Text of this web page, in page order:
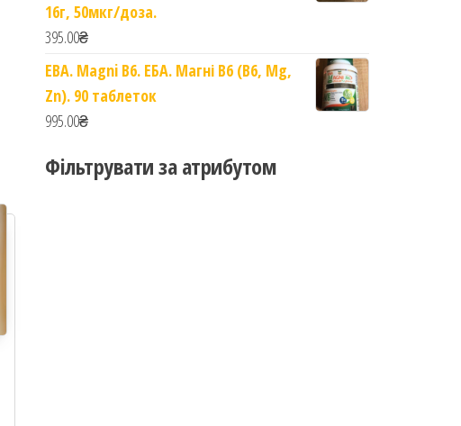
16г, 50мкг/доза.
395.00₴
EBA. Magni B6. ЕБА. Магні B6 (B6, Mg,
Zn). 90 таблеток
995.00₴
Фільтрувати за атрибутом